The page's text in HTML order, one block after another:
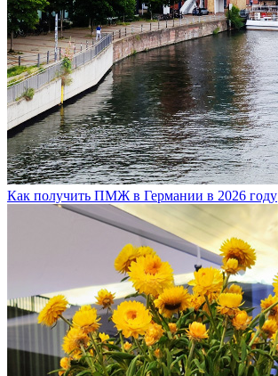
Как получить ПМЖ в Германии в 2026 году